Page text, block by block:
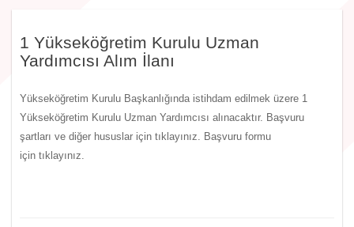
1 Yükseköğretim Kurulu Uzman
Yardımcısı Alım İlanı
Yükseköğretim Kurulu Başkanlığında istihdam edilmek üzere 1
Yükseköğretim Kurulu Uzman Yardımcısı alınacaktır. Başvuru
şartları ve diğer hususlar için tıklayınız. Başvuru formu
için tıklayınız.